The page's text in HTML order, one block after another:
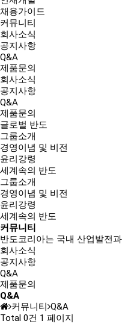
채용가이드
커뮤니티
회사소식
공지사항
Q&A
제품문의
회사소식
공지사항
Q&A
제품문의
글로벌 반도
그룹소개
경영이념 및 비전
윤리강령
세계속의 반도
그룹소개
경영이념 및 비전
윤리강령
세계속의 반도
커뮤니티
반도코리아는 국내 산업발전
회사소식
공지사항
Q&A
제품문의
Q&A
커뮤니티 Q&A
Total 0건 1 페이지